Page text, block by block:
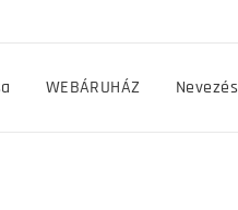
WEBÁRUHÁZ Nevezés